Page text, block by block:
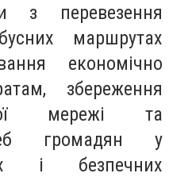
з перевезення
маршрутах
економічно
збереження
мережі та
громадян у
і безпечних